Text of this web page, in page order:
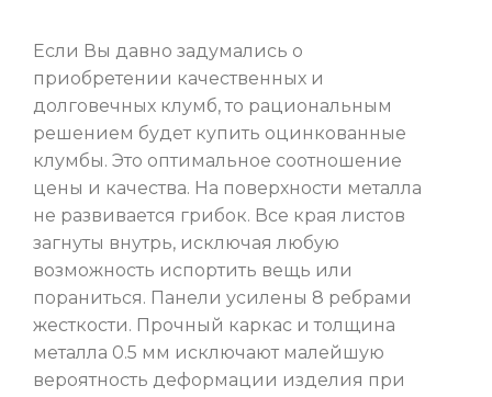
Если Вы давно задумались о
приобретении качественных и
долговечных клумб, то рациональным
решением будет купить оцинкованные
клумбы. Это оптимальное соотношение
цены и качества. На поверхности металла
не развивается грибок. Все края листов
загнуты внутрь, исключая любую
возможность испортить вещь или
пораниться. Панели усилены 8 ребрами
жесткости. Прочный каркас и толщина
металла 0.5 мм исключают малейшую
вероятность деформации изделия при